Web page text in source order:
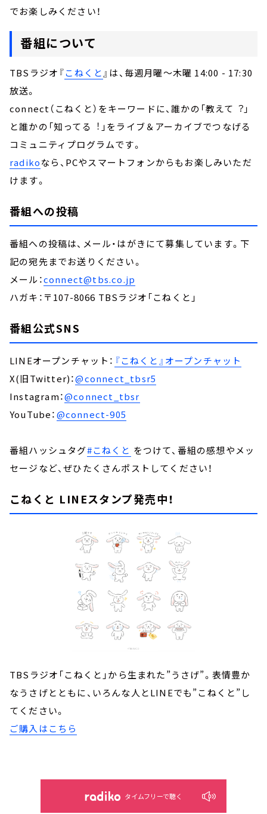
でお楽しみください！
番組について
TBSラジオ『こねくと 』は、毎週月曜～木曜 14:00 - 17:30
放送。
connect（こねくと）をキーワードに、誰かの「教えて︖」
と誰かの「知ってる︕」をライブ＆アーカイブでつなげる
コミュニティプログラムです。
radikoなら、PCやスマートフォンからもお楽しみいただ
けます。
番組への投稿
番組への投稿は、メール・はがきにて募集しています。下
記の宛先までお送りください。
メール：connect@tbs.co.jp
ハガキ：〒107-8066 TBSラジオ「こねくと」
番組公式SNS
LINEオープンチャット： 『こねくと』オープンチャット
X(旧Twitter)：@connect_tbsr5
Instagram：@connect_tbsr
YouTube：@connect-905
番組ハッシュタグ#こねくと をつけて、番組の感想やメッ
セージなど、ぜひたくさんポストしてください！
こねくと LINEスタンプ発売中！
TBSラジオ「こねくと」から生まれた”うさげ”。表情豊か
なうさげとともに、いろんな人とLINEでも”こねくと”し
てください。
ご購入はこちら
タイムフリーで聴く